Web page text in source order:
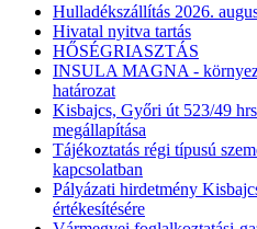
Hulladékszállítás 2026.
Hivatal nyitva tartás
HŐSÉGRIASZTÁS
INSULA MAGNA -
határozat
Kisbajcs, Győri út 523/49
megállapítása
Tájékoztatás régi típusú
kapcsolatban
Pályázati hirdetmény
értékesítésére